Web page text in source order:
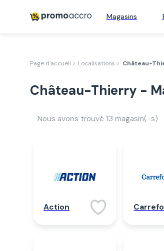
Magasins
Page d'accueil > Localisations > Château-
Château-Thierry -
Nous avons trouvé 13 magasin(-s)
Action